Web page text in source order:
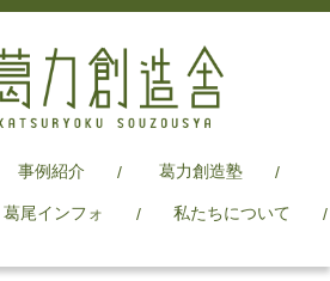
事例紹介 葛力創造塾
葛尾インフォ 私たちについて